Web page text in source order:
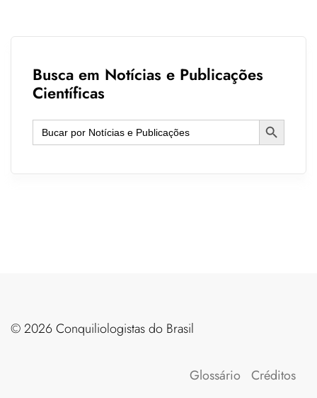
Busca em Notícias e Publicações
Científicas
Search
for:
Search Button
©️ 2026 Conquiliologistas do Brasil
Glossário Créditos